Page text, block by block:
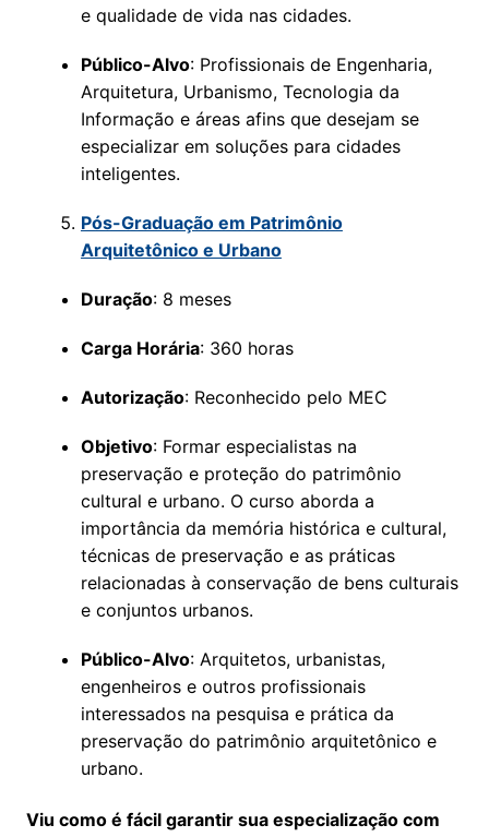
e qualidade de vida nas cidades.
Público-Alvo: Profissionais de Engenharia,
Arquitetura, Urbanismo, Tecnologia da
Informação e áreas afins que desejam se
especializar em soluções para cidades
inteligentes.
Pós-Graduação em Patrimônio
Arquitetônico e Urbano
Duração: 8 meses
Carga Horária: 360 horas
Autorização: Reconhecido pelo MEC
Objetivo: Formar especialistas na
preservação e proteção do patrimônio
cultural e urbano. O curso aborda a
importância da memória histórica e cultural,
técnicas de preservação e as práticas
relacionadas à conservação de bens culturais
e conjuntos urbanos.
Público-Alvo: Arquitetos, urbanistas,
engenheiros e outros profissionais
interessados na pesquisa e prática da
preservação do patrimônio arquitetônico e
urbano.
Viu como é fácil garantir sua especialização com